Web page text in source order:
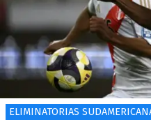
ELIMINATORIAS